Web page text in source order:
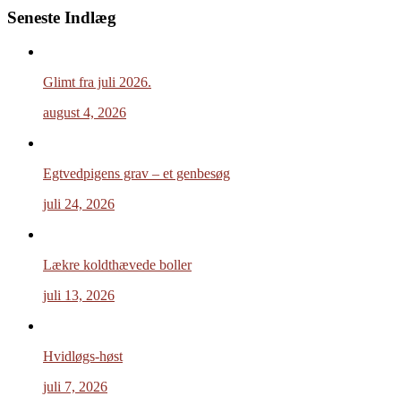
Seneste Indlæg
Glimt fra juli 2026.
august 4, 2026
Egtvedpigens grav – et genbesøg
juli 24, 2026
Lækre koldthævede boller
juli 13, 2026
Hvidløgs-høst
juli 7, 2026